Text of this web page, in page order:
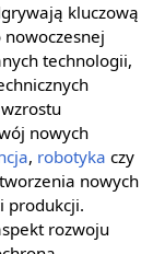
kluczową
technologii,
nowych
, robotyka czy
nowych
produkcji.
rozwoju